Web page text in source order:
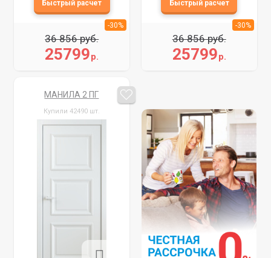
25799р.
36 856 руб.
-30%
25799р.
36 856 руб.
-30%
МАНИЛА 2 ПГ
Купили 42490 шт.